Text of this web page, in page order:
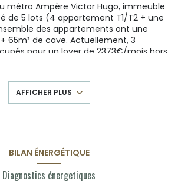
métro Ampère Victor Hugo, immeuble
de 5 lots (4 appartement T1/T2 + une
des appartements ont une
65m² de cave. Actuellement, 3
pour un loyer de 2373€/mois hors
du vendeur.
au zéro 6.24.70.49.23 ou à
sur le site Géorisques :
AFFICHER PLUS
BILAN ÉNERGÉTIQUE
Diagnostics énergetiques